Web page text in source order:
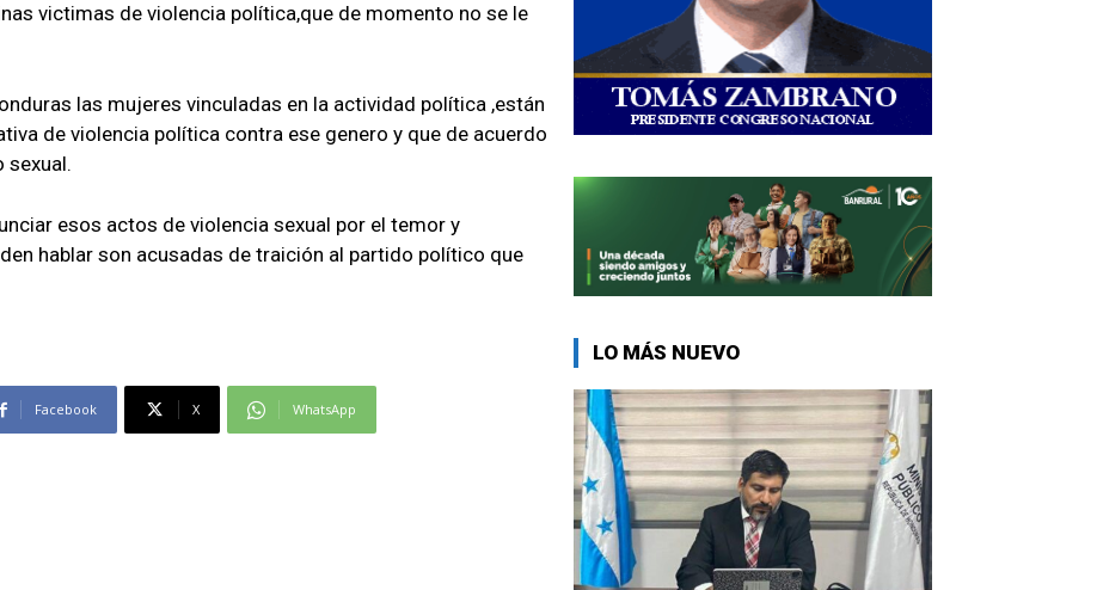
victimas de violencia política,que de momento no se le
las mujeres vinculadas en la actividad política ,están
de violencia política contra ese genero y que de acuerdo
sexual.
esos actos de violencia sexual por el temor y
hablar son acusadas de traición al partido político que
Facebook X WhatsApp
LO MÁS NUEVO